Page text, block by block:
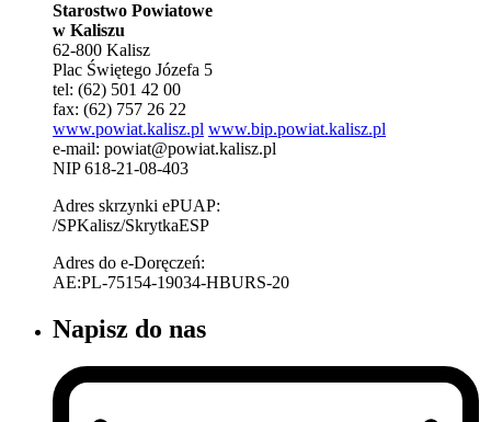
Starostwo Powiatowe
w Kaliszu
62-800 Kalisz
Plac Świętego Józefa 5
tel: (62) 501 42 00
fax: (62) 757 26 22
www.powiat.kalisz.pl www.bip.powiat.kalisz.pl
e-mail: powiat@powiat.kalisz.pl
NIP 618-21-08-403
Adres skrzynki ePUAP:
/SPKalisz/SkrytkaESP
Adres do e-Doręczeń:
AE:PL-75154-19034-HBURS-20
Napisz do nas